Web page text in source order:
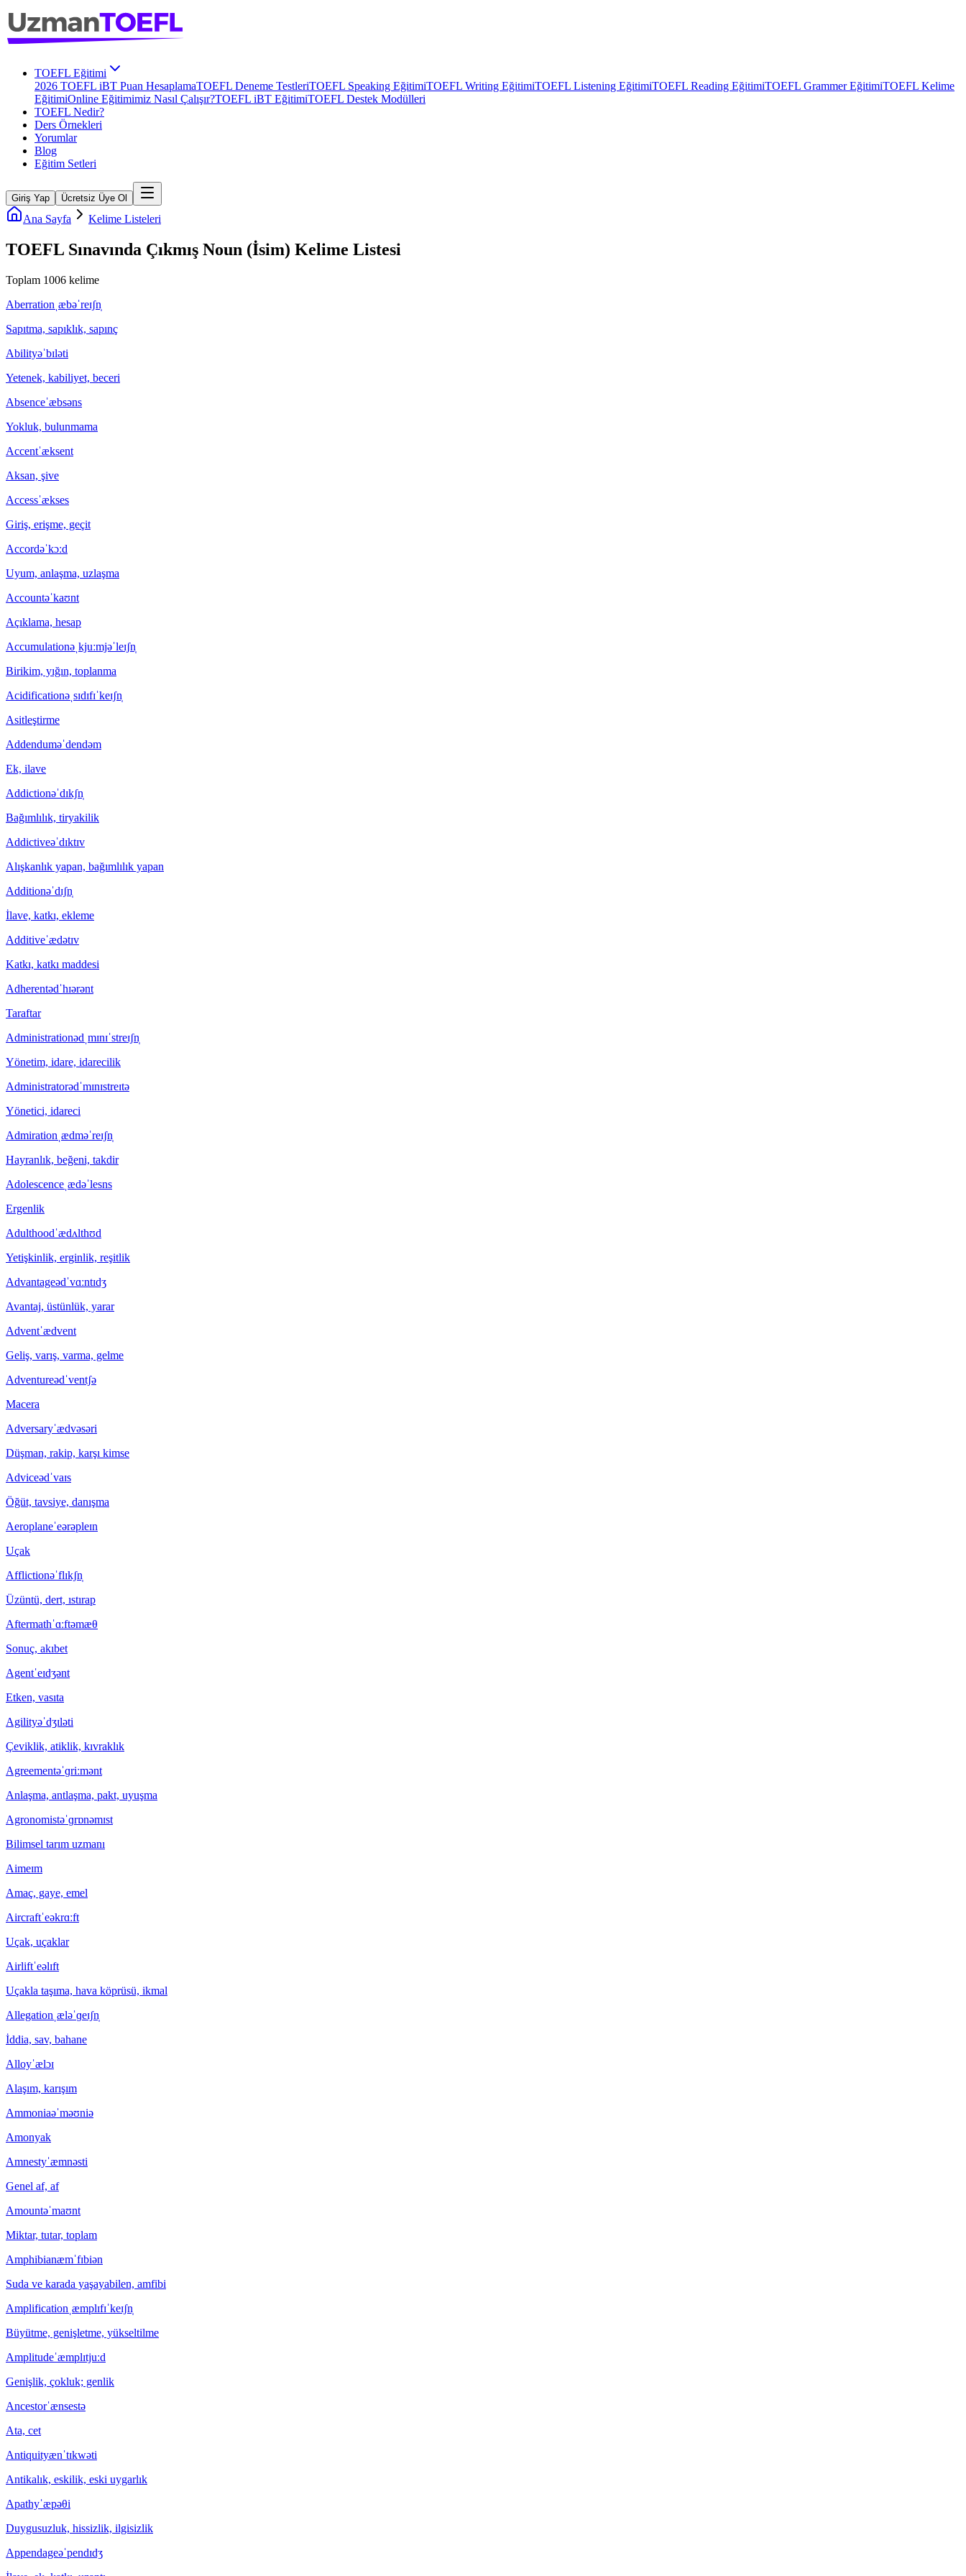
TOEFL Eğitimi
2026 TOEFL iBT Puan HesaplamaTOEFL Deneme TestleriTOEFL Speaking EğitimiTOEFL Writing EğitimiTOEFL Listening EğitimiTOEFL Reading EğitimiTOEFL Grammer EğitimiTOEFL Kelime
EğitimiOnline Eğitimimiz Nasıl Çalışır?TOEFL iBT EğitimiTOEFL Destek Modülleri
TOEFL Nedir?
Ders Örnekleri
Yorumlar
Blog
Eğitim Setleri
Giriş Yap Ücretsiz Üye Ol
Ana Sayfa Kelime Listeleri
TOEFL Sınavında Çıkmış Noun (İsim) Kelime Listesi
Toplam 1006 kelime
Aberration ˌæbəˈreɪʃn̩
Sapıtma, sapıklık, sapınç
Abilityəˈbɪləti
Yetenek, kabiliyet, beceri
Absenceˈæbsəns
Yokluk, bulunmama
Accentˈæksent
Aksan, şive
Accessˈækses
Giriş, erişme, geçit
Accordəˈkɔːd
Uyum, anlaşma, uzlaşma
Accountəˈkaʊnt
Açıklama, hesap
Accumulationəˌkjuːmjəˈleɪʃn̩
Birikim, yığın, toplanma
Acidificationəˌsɪdɪfɪˈkeɪʃn̩
Asitleştirme
Addenduməˈdendəm
Ek, ilave
Addictionəˈdɪkʃn̩
Bağımlılık, tiryakilik
Addictiveəˈdɪktɪv
Alışkanlık yapan, bağımlılık yapan
Additionəˈdɪʃn̩
İlave, katkı, ekleme
Additiveˈædətɪv
Katkı, katkı maddesi
Adherentədˈhɪərənt
Taraftar
Administrationədˌmɪnɪˈstreɪʃn̩
Yönetim, idare, idarecilik
Administratorədˈmɪnɪstreɪtə
Yönetici, idareci
Admiration ˌædməˈreɪʃn̩
Hayranlık, beğeni, takdir
Adolescence ˌædəˈlesns
Ergenlik
Adulthoodˈædʌlthʊd
Yetişkinlik, erginlik, reşitlik
Advantageədˈvɑːntɪdʒ
Avantaj, üstünlük, yarar
Adventˈædvent
Geliş, varış, varma, gelme
Adventureədˈventʃə
Macera
Adversaryˈædvəsəri
Düşman, rakip, karşı kimse
Adviceədˈvaɪs
Öğüt, tavsiye, danışma
Aeroplaneˈeərəpleɪn
Uçak
Afflictionəˈflɪkʃn̩
Üzüntü, dert, ıstırap
Aftermathˈɑːftəmæθ
Sonuç, akıbet
Agentˈeɪdʒənt
Etken, vasıta
Agilityəˈdʒɪləti
Çeviklik, atiklik, kıvraklık
Agreementəˈɡriːmənt
Anlaşma, antlaşma, pakt, uyuşma
Agronomistəˈɡrɒnəmɪst
Bilimsel tarım uzmanı
Aimeɪm
Amaç, gaye, emel
Aircraftˈeəkrɑːft
Uçak, uçaklar
Airliftˈeəlɪft
Uçakla taşıma, hava köprüsü, ikmal
Allegation ˌæləˈɡeɪʃn̩
İddia, sav, bahane
Alloyˈælɔɪ
Alaşım, karışım
Ammoniaəˈməʊniə
Amonyak
Amnestyˈæmnəsti
Genel af, af
Amountəˈmaʊnt
Miktar, tutar, toplam
Amphibianæmˈfɪbiən
Suda ve karada yaşayabilen, amfibi
Amplification ˌæmplɪfɪˈkeɪʃn̩
Büyütme, genişletme, yükseltilme
Amplitudeˈæmplɪtjuːd
Genişlik, çokluk; genlik
Ancestorˈænsestə
Ata, cet
Antiquityænˈtɪkwəti
Antikalık, eskilik, eski uygarlık
Apathyˈæpəθi
Duygusuzluk, hissizlik, ilgisizlik
Appendageəˈpendɪdʒ